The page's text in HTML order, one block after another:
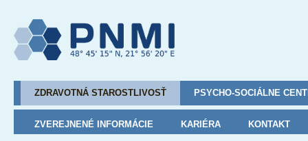
ZDRAVOTNÁ STAROSTLIVOSŤ PSYCHO-SOCIÁLNE
ZVEREJNENÉ INFORMÁCIE KARIÉRA KONTAKT